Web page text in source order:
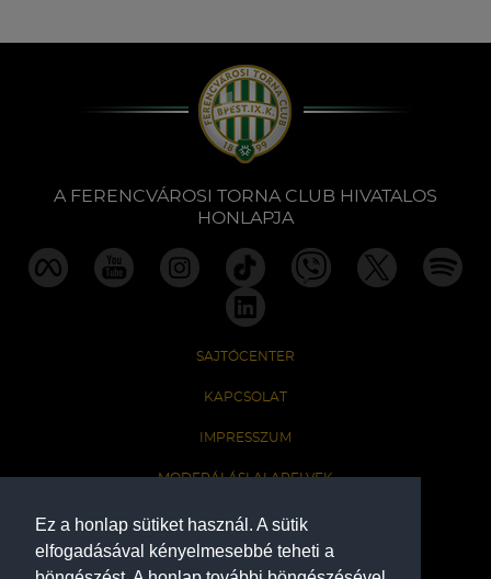
Ez a honlap sütiket használ. A sütik
elfogadásával kényelmesebbé teheti a
A FERENCVÁROSI TORNA CLUB HIVATALOS
HONLAPJA
SAJTÓCENTER
KAPCSOLAT
IMPRESSZUM
MODERÁLÁSI ALAPELVEK
HONLAP ADATKEZELÉSI TÁJÉKOZTATÓ